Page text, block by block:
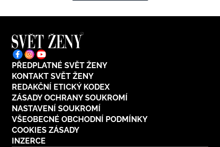
PŘEDPLATNÉ SVĚT ŽENY
KONTAKT SVĚT ŽENY
REDAKČNÍ ETICKÝ KODEX
ZÁSADY OCHRANY SOUKROMÍ
NASTAVENÍ SOUKROMÍ
VŠEOBECNÉ OBCHODNÍ PODMÍNKY
COOKIES ZÁSADY
INZERCE